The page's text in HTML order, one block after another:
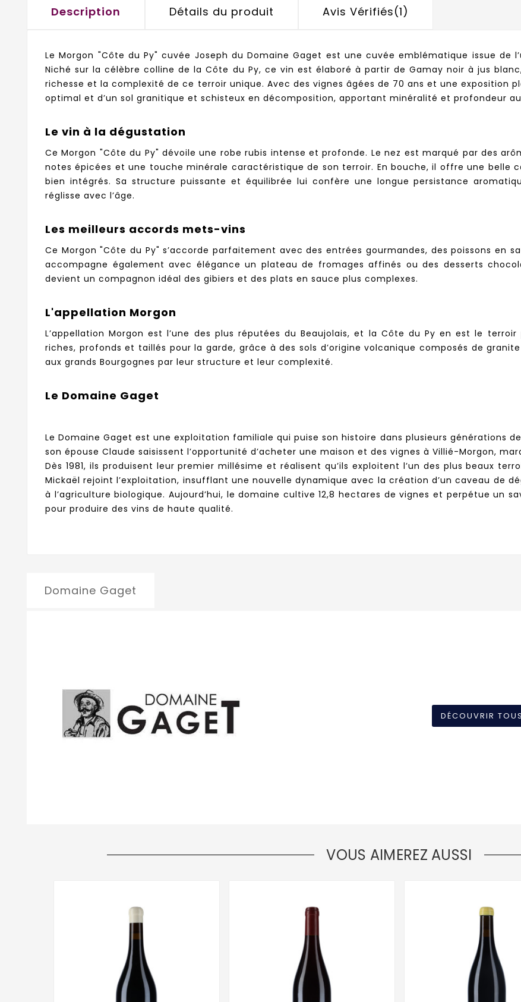
Description Détails du produit Avis Vérifiés(1)
Le Morgon "Côte du Py" cuvée Joseph du Domaine Gaget est une cuvée emblématique issue de
Niché sur la célèbre colline de la Côte du Py, ce vin est élaboré à partir de Gamay noir à jus
richesse et la complexité de ce terroir unique. Avec des vignes âgées de 70 ans et une exposition
optimal et d’un sol granitique et schisteux en décomposition, apportant minéralité et profondeur
Le vin à la dégustation
Ce Morgon "Côte du Py" dévoile une robe rubis intense et profonde. Le nez est marqué par des
notes épicées et une touche minérale caractéristique de son terroir. En bouche, il offre une belle
bien intégrés. Sa structure puissante et équilibrée lui confère une longue persistance
réglisse avec l’âge.
Les meilleurs accords mets-vins
Ce Morgon "Côte du Py" s’accorde parfaitement avec des entrées gourmandes, des poissons en
accompagne également avec élégance un plateau de fromages affinés ou des desserts
devient un compagnon idéal des gibiers et des plats en sauce plus complexes.
L'appellation Morgon
L’appellation Morgon est l’une des plus réputées du Beaujolais, et la Côte du Py en est le
riches, profonds et taillés pour la garde, grâce à des sols d’origine volcanique composés de
aux grands Bourgognes par leur structure et leur complexité.
Le Domaine Gaget
Le Domaine Gaget est une exploitation familiale qui puise son histoire dans plusieurs générations
son épouse Claude saisissent l’opportunité d’acheter une maison et des vignes à Villié-Morgon,
Dès 1981, ils produisent leur premier millésime et réalisent qu’ils exploitent l’un des plus beaux
Mickaël rejoint l’exploitation, insufflant une nouvelle dynamique avec la création d’un caveau de
à l’agriculture biologique. Aujourd’hui, le domaine cultive 12,8 hectares de vignes et perpétue un
pour produire des vins de haute qualité.
Domaine Gaget
DÉCOUVRIR
VOUS AIMEREZ AUSSI